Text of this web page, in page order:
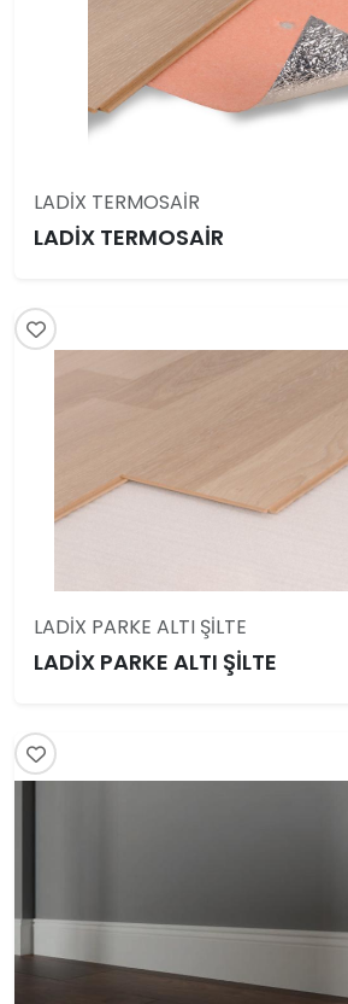
LADİX TERMOSAİR
LADİX TERMOSAİR
LADİX PARKE ALTI ŞİLTE
LADİX PARKE ALTI ŞİLTE